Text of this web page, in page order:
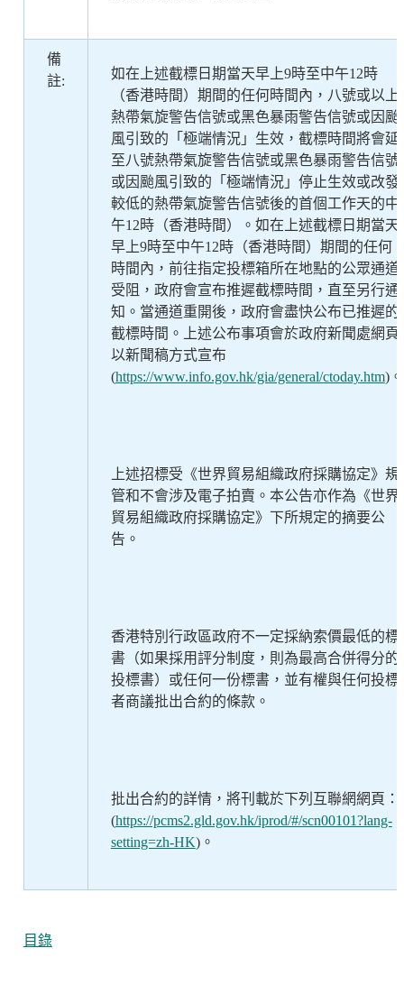
備
註:
如在上述截標日期當天早上9時至中午12時
（香港時間）期間的任何時間內，八號或以上
熱帶氣旋警告信號或黑色暴雨警告信號或因颱
風引致的「極端情況」生效，截標時間將會延
至八號熱帶氣旋警告信號或黑色暴雨警告信號
或因颱風引致的「極端情況」停止生效或改發
較低的熱帶氣旋警告信號後的首個工作天的中
午12時（香港時間）。如在上述截標日期當天
早上9時至中午12時（香港時間）期間的任何
時間內，前往指定投標箱所在地點的公眾通道
受阻，政府會宣布推遲截標時間，直至另行通
知。當通道重開後，政府會盡快公布已推遲的
截標時間。上述公布事項會於政府新聞處網頁
以新聞稿方式宣布
(https://www.info.gov.hk/gia/general/ctoday.htm)。
上述招標受《世界貿易組織政府採購協定》規
管和不會涉及電子拍賣。本公告亦作為《世界
貿易組織政府採購協定》下所規定的摘要公
告。
香港特別行政區政府不一定採納索價最低的標
書（如果採用評分制度，則為最高合併得分的
投標書）或任何一份標書，並有權與任何投標
者商議批出合約的條款。
批出合約的詳情，將刊載於下列互聯網網頁：
(https://pcms2.gld.gov.hk/iprod/#/scn00101?lang-
setting=zh-HK)。
目錄